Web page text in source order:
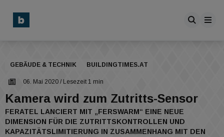
GEBÄUDE & TECHNIK BUILDINGTIMES.AT
06. Mai 2020 / Lesezeit 1 min
Kamera wird zum Zutritts-Sensor
FERATEL LANCIERT MIT „FERSWARM“ EINE NEUE
DIMENSION FÜR DIE ZUTRITTSKONTROLLEN UND
KAPAZITÄTSLIMITIERUNG IN ZUSAMMENHANG MIT DEN